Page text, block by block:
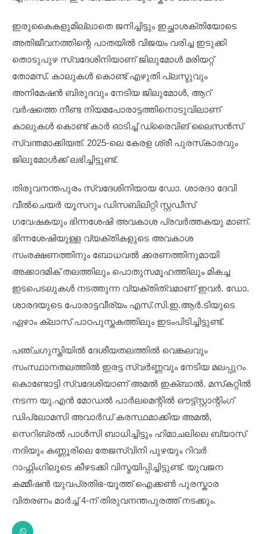
ഇരുകൈകളുമില്ലാതെ ജനിച്ചിട്ടും ഇച്ഛാശക്തിയോടെ
അതിജീവനത്തിന്റെ പാതയിൽ വിജയം വരിച്ച ഇടുക്കി
തൊടുപുഴ സ്വദേശിനിയാണ് ജിലുമോൾ മരിയറ്റ്
തോമസ്. കാലുകൾ കൊണ്ട് എഴുതി പ്ലസ്ടുവും
അനിമേഷൻ ബിരുദവും നേടിയ ജിലുമോൾ, ആറ്
വർഷത്തെ നീണ്ട നിയമപോരാട്ടത്തിനൊടുവിലാണ്
കാലുകൾ കൊണ്ട് കാർ ഓടിച്ച് ഡ്രൈവിങ് ലൈസൻസ്
സ്വന്തമാക്കിയത്. 2025-ലെ കേരള ശ്രീ പുരസ്‌കാരവും
ജിലുമോൾക്ക് ലഭിച്ചിട്ടുണ്ട്.
തിരുവനന്തപുരം സ്വദേശിനിയായ ഡോ. ശാരദാ ദേവി
വീൽചെയർ യൂസറും ഡിസബിലിറ്റി സ്റ്റഡീസ്
ഗവേഷകയും ഭിന്നശേഷി അവകാശ പ്രവർത്തകയു മാണ്.
ഭിന്നശേഷിയുള്ള വ്യക്തികളുടെ അവകാശ
സംരക്ഷണത്തിനും ബോധവൽ ക്കരണത്തിനുമായി
അക്കാദമിക് തലത്തിലും പൊതുസമൂഹത്തിലും മികച്ച
ഇടപെടലുകൾ നടത്തുന്ന വ്യക്തിത്വമാണ് ഇവർ. ഡോ.
ശാരദയുടെ പോരാട്ടവീര്യം എസ്.സി.ഇ.ആർ.ടിയുടെ
ഏഴാം ക്ലാസ് പാഠപുസ്തകത്തിലും ഇടംപിടിച്ചിട്ടുണ്ട്.
പഞ്ചഗുസ്തിയിൽ ദേശീയതലത്തിൽ വെങ്കലവും
സംസ്ഥാനതലത്തിൽ ഇരട്ട സ്വർണ്ണവും നേടിയ മലപ്പുറം
കൊണ്ടോട്ടി സ്വദേശിയാണ് അമൽ ഇക്ബാൽ. മസ്‌കറ്റിൽ
നടന്ന യു.എൻ മോഡൽ പാർലമെന്റിൽ ഔട്ട്‌സ്റ്റാന്റിംഗ്
ഡിപ്ലോമസി അവാർഡ് കരസ്ഥമാക്കിയ അമൽ,
സെറിബ്രൽ പാൾസി ബാധിച്ചിട്ടും ഹിമാചലിലെ ബ്യാസ്
നദിയും കണ്ണൂരിലെ തേജസ്വിനി പുഴയും റിവർ
റാഫ്റ്റിംഗിലൂടെ കീഴടക്കി വിസ്മയിപ്പിച്ചിട്ടുണ്ട്. യുവജന
കമ്മീഷൻ യുവപ്രതിഭ-യൂത്ത് ഐക്കൺ പുരസ്കാര
വിതരണം മാർച്ച് 4-ന് തിരുവനന്തപുരത്ത് നടക്കും.